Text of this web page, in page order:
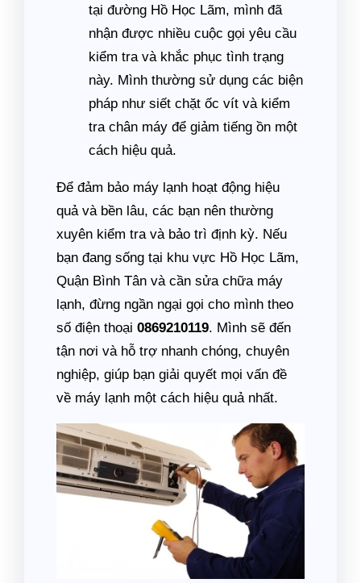
tại đường Hồ Học Lãm, mình đã
nhận được nhiều cuộc gọi yêu cầu
kiểm tra và khắc phục tình trạng
này. Mình thường sử dụng các biện
pháp như siết chặt ốc vít và kiểm
tra chân máy để giảm tiếng ồn một
cách hiệu quả.
Để đảm bảo máy lạnh hoạt động hiệu
quả và bền lâu, các bạn nên thường
xuyên kiểm tra và bảo trì định kỳ. Nếu
bạn đang sống tại khu vực Hồ Học Lãm,
Quận Bình Tân và cần sửa chữa máy
lạnh, đừng ngần ngại gọi cho mình theo
số điện thoại 0869210119. Mình sẽ đến
tận nơi và hỗ trợ nhanh chóng, chuyên
nghiệp, giúp bạn giải quyết mọi vấn đề
về máy lạnh một cách hiệu quả nhất.